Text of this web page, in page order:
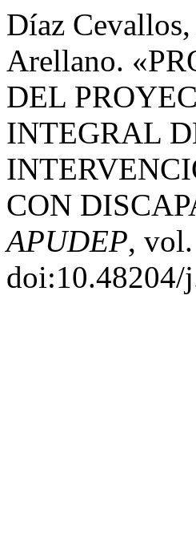
Díaz
Arellano.
DEL
INTEGRAL
CON
APUDEP,
doi:10.48204/